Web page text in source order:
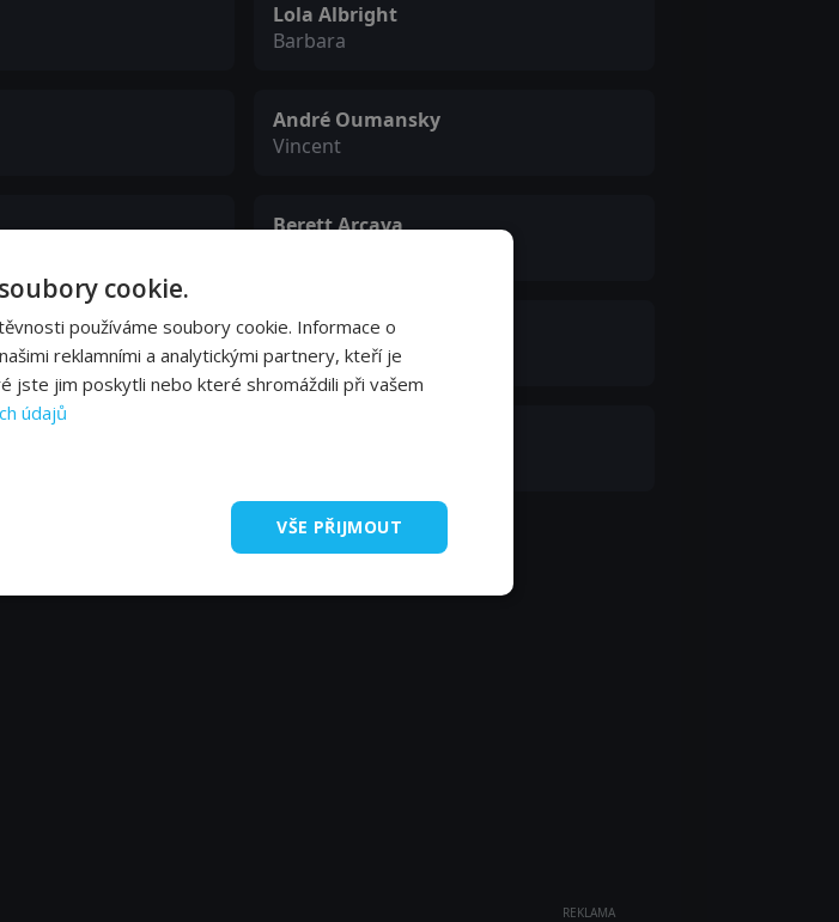
Lola Albright
Barbara
André Oumansky
Vincent
Berett Arcaya
Jean-Pierre Honoré
Schneider
REKLAMA
cookie.
používáme soubory cookie. Informace o
reklamními a analytickými partnery, kteří je
jste jim poskytli nebo které shromáždili při vašem
údajů
VŠE PŘIJMOUT